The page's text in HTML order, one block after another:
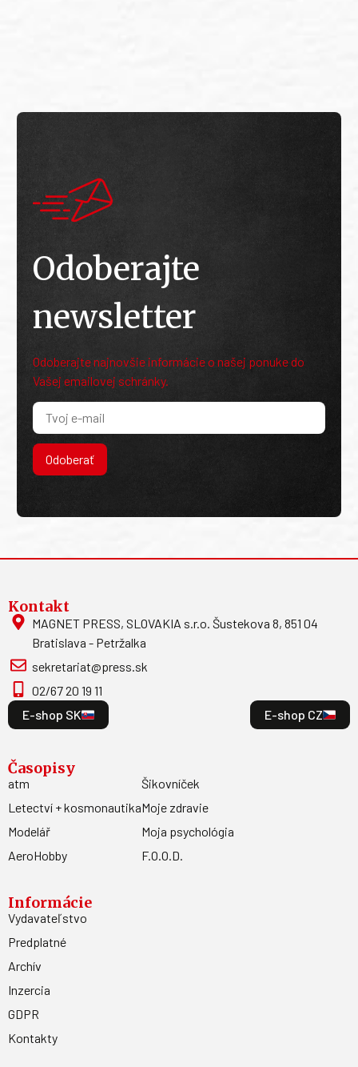
Odoberajte
newsletter
Odoberajte najnovšie informácie o našej ponuke do
Vašej emailovej schránky.
Odoberať
Kontakt
MAGNET PRESS, SLOVAKIA s.r.o. Šustekova 8, 851 04
Bratislava - Petržalka
sekretariat@press.sk
02/67 20 19 11
E-shop SK
E-shop CZ
Časopisy
atm
Letectví + kosmonautika
Modelář
AeroHobby
Šikovníček
Moje zdravie
Moja psychológia
F.O.O.D.
Informácie
Vydavateľstvo
Predplatné
Archív
Inzercia
GDPR
Kontakty